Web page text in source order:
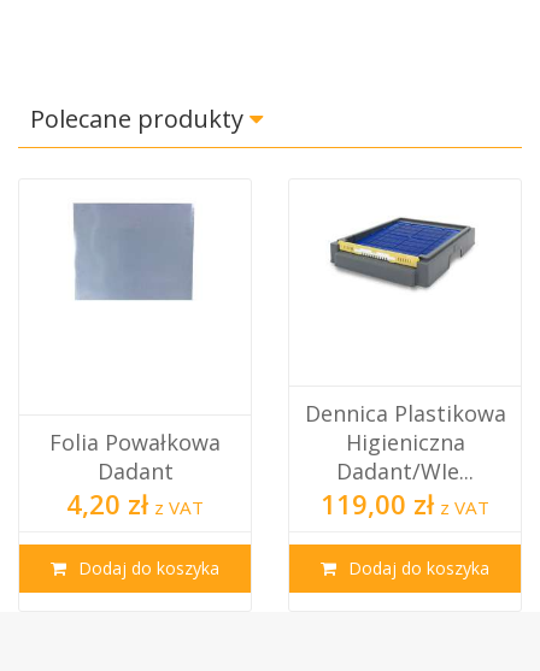
Polecane produkty
Folia Powałkowa
Dadant
4,20 zł z VAT
Dodaj do koszyka
Dennica Plastikowa
Higieniczna
Dadant/WIe...
119,00 zł z VAT
Dodaj do koszyka